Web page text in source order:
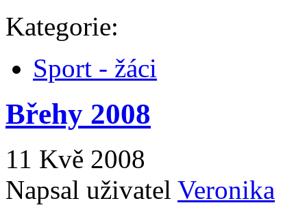
Kategorie:
Sport - žáci
Břehy 2008
11 Kvě 2008
Napsal uživatel Veronika